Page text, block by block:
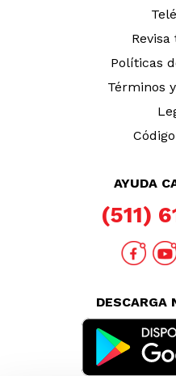
Políticas
Términos
AYUDA
(511)
DESCARGA